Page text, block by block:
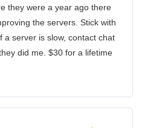
they were a year ago there
the servers. Stick with
a server is slow, contact chat
did me. $30 for a lifetime